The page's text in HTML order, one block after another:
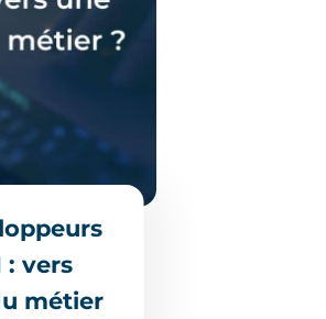
: vers
métier